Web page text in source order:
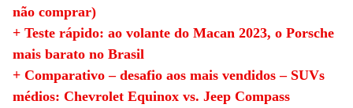
não comprar)
+ Teste rápido: ao volante do Macan 2023, o Porsche
mais barato no Brasil
+ Comparativo – desafio aos mais vendidos – SUVs
médios: Chevrolet Equinox vs. Jeep Compass